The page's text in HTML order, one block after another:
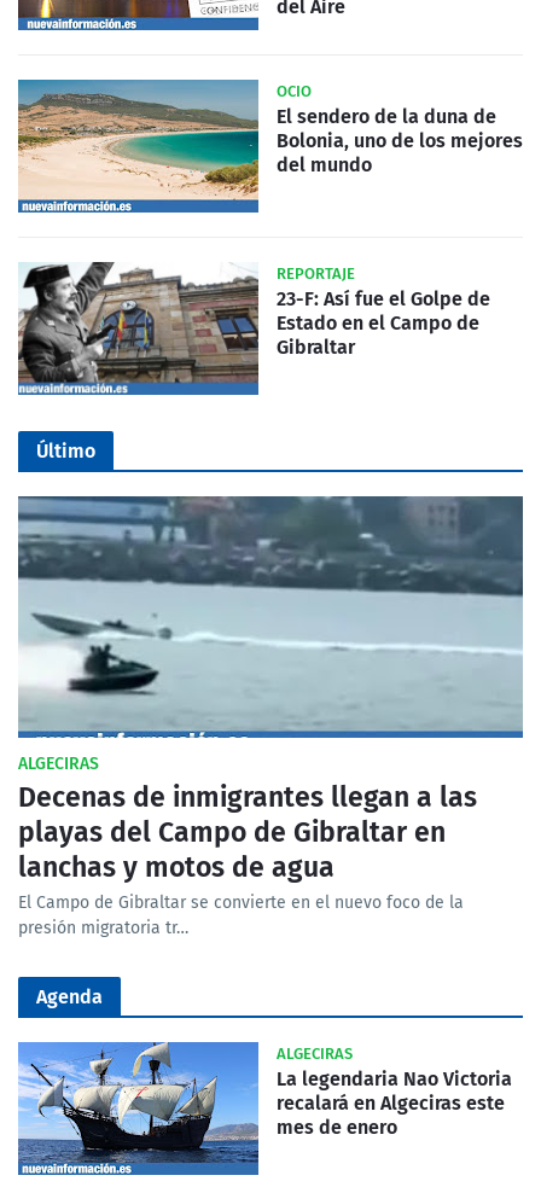
del Aire
OCIO
El sendero de la duna de
Bolonia, uno de los mejores
del mundo
REPORTAJE
23-F: Así fue el Golpe de
Estado en el Campo de
Gibraltar
Último
ALGECIRAS
Decenas de inmigrantes llegan a las
playas del Campo de Gibraltar en
lanchas y motos de agua
El Campo de Gibraltar se convierte en el nuevo foco de la
presión migratoria tr…
Agenda
ALGECIRAS
La legendaria Nao Victoria
recalará en Algeciras este
mes de enero